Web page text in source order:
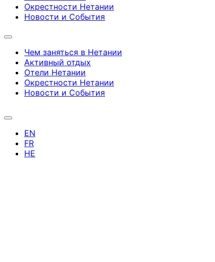
Окрестности Нетании
Новости и Cобытия
Чем заняться в Нетании
Активный отдых
Отели Нетании
Окрестности Нетании
Новости и Cобытия